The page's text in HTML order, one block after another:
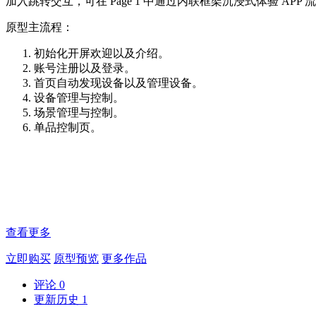
原型主流程：
初始化开屏欢迎以及介绍。
账号注册以及登录。
首页自动发现设备以及管理设备。
设备管理与控制。
场景管理与控制。
单品控制页。
查看更多
立即购买 原型预览 更多作品
评论 0
更新历史 1